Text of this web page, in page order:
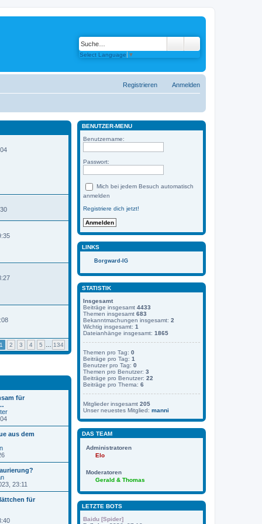
Select Language ▼
Anmelden
Registrieren
1 2 3 4 5 134
für
e
u
e
B
e
i
r
aus dem
e
u
e
s
t
e
r
N
e
u
e
23:11
für
BENUTZER-MENÜ
Benutzername:
Passwort:
Mich bei jedem Besuch automatisch
anmelden
Registriere dich jetzt!
LINKS
Borgward-IG
STATISTIK
Insgesamt
Beiträge insgesamt 4433
Themen insgesamt 683
Bekanntmachungen insgesamt: 2
Wichtig insgesamt: 1
Dateianhänge insgesamt: 1865
Themen pro Tag: 0
Beiträge pro Tag: 1
Benutzer pro Tag: 0
Themen pro Benutzer: 3
Beiträge pro Benutzer: 22
Beiträge pro Thema: 6
Mitglieder insgesamt 205
Unser neuestes Mitglied: manni
DAS TEAM
Administratoren
Elo
Moderatoren
Gerald & Thomas
LETZTE BOTS
Baidu [Spider]